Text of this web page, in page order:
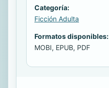
Categoría:
Ficción Adulta
Formatos disponibles:
MOBI, EPUB, PDF